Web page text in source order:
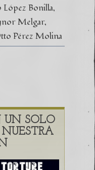
Bonilla
Melgar
Pérez Molina
UN SOLO